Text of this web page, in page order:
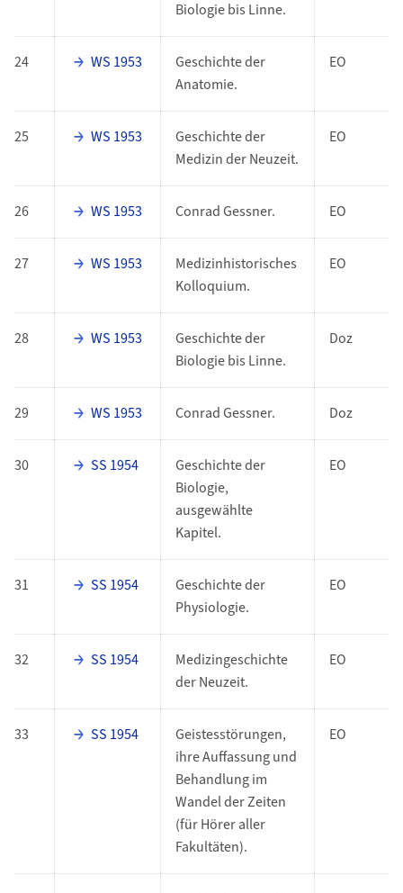
Biologie bis Linne.
24 WS 1953
Geschichte der
Anatomie.
EO
25 WS 1953
Geschichte der
Medizin der Neuzeit.
EO
26 WS 1953 Conrad Gessner. EO
27 WS 1953
Medizinhistorisches
Kolloquium.
EO
28 WS 1953
Geschichte der
Biologie bis Linne.
Doz
29 WS 1953 Conrad Gessner. Doz
30 SS 1954
Geschichte der
Biologie,
ausgewählte
Kapitel.
EO
31 SS 1954
Geschichte der
Physiologie.
EO
32 SS 1954
Medizingeschichte
der Neuzeit.
EO
33 SS 1954
Geistesstörungen,
ihre Auffassung und
Behandlung im
Wandel der Zeiten
(für Hörer aller
Fakultäten).
EO